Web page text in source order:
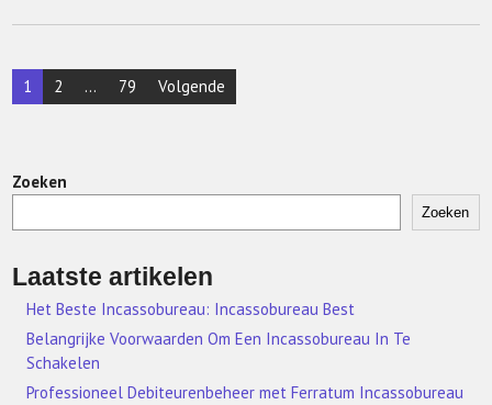
Berichtnavigatie
1 2 … 79 Volgende
Zoeken
Zoeken
Laatste artikelen
Het Beste Incassobureau: Incassobureau Best
Belangrijke Voorwaarden Om Een Incassobureau In Te
Schakelen
Professioneel Debiteurenbeheer met Ferratum Incassobureau